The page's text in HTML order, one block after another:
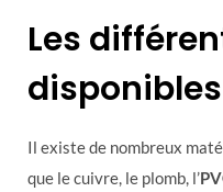
Les
disponibles
Il existe de nombreux
que le cuivre, le plomb, l’